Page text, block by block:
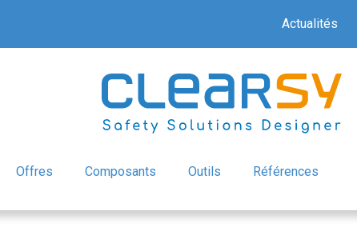
Actualités
Offres Composants Outils Références